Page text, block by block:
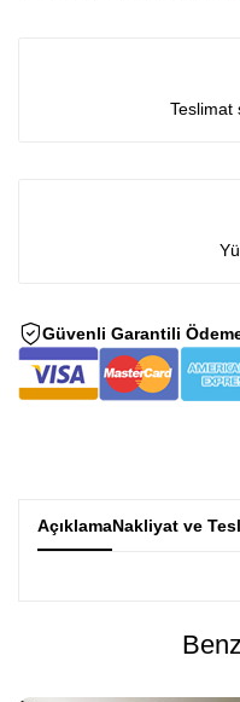
Teslimat
Güvenli Garantili
AçıklamaNakliyat ve